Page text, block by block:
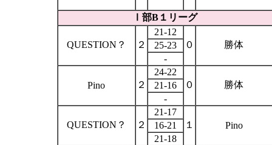
Ⅰ部B １リーグ
QUESTION ？ ２
21-12
０
勝体
25-23
-
Pino ２
24-22
０
勝体
21-16
-
QUESTION ？ ２
21-17
１
Pino
16-21
21-18